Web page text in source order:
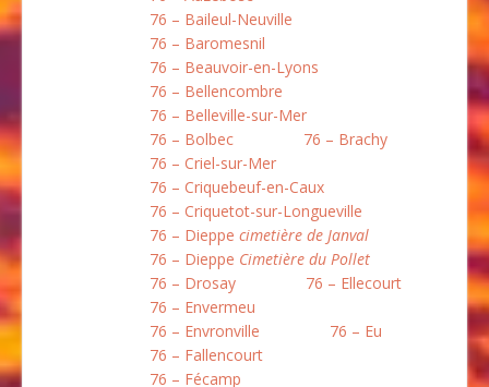
76 – Baileul-Neuville
76 – Baromesnil
76 – Beauvoir-en-Lyons
76 – Bellencombre
76 – Belleville-sur-Mer
76 – Bolbec
76 – Brachy
76 – Criel-sur-Mer
76 – Criquebeuf-en-Caux
76 – Criquetot-sur-Longueville
76 – Dieppe cimetière de Janval
76 – Dieppe Cimetière du Pollet
76 – Drosay
76 – Ellecourt
76 – Envermeu
76 – Envronville
76 – Eu
76 – Fallencourt
76 – Fécamp